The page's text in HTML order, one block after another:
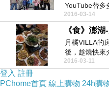
YouTube替多
時意外...
2016-03-14
《食》澎
月橘VILLA的
後，趁燒快來
2016-03-11
登入 註冊
PChome首頁 線上購物 24h購